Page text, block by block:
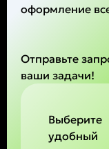
оформление
Отправьте
ваши задачи!
Выберите
удобный